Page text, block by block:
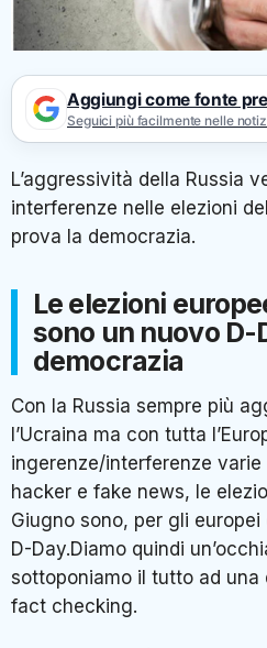
Aggiungi come fonte
Seguici più facilmente nelle
L’aggressività della Russia
interferenze nelle elezioni
prova la democrazia.
Le elezioni
sono un nuovo D-
democrazia
Con la Russia sempre più
l’Ucraina ma con tutta
ingerenze/interferenze
hacker e fake news, le
Giugno sono, per gli
D-Day.Diamo quindi
sottoponiamo il tutto ad
fact checking.